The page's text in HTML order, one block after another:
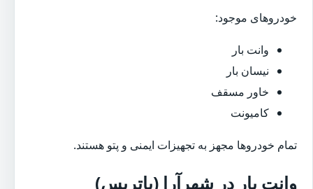
خودروهای موجود:
وانت بار
نیسان بار
خاور مسقف
کامیونت
تمام خودروها مجهز به تجهیزات ایمنی و پتو هستند.
وانت بار در شهرآرا (پاتریس)